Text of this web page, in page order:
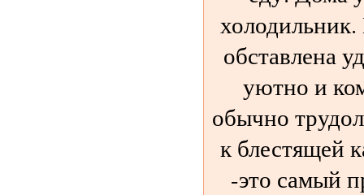
обставлена
уютно и
обычно
к блестящей
-это самый